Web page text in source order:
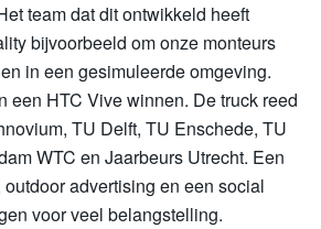
team dat dit ontwikkeld heeft
bijvoorbeeld om onze monteurs
in een gesimuleerde omgeving.
een HTC Vive winnen. De truck reed
TU Delft, TU Enschede, TU
WTC en Jaarbeurs Utrecht. Een
advertising en een social
voor veel belangstelling.